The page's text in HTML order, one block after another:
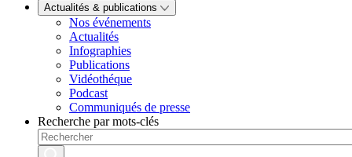
Actualités & publications
Nos événements
Actualités
Infographies
Publications
Vidéothéque
Podcast
Communiqués de presse
Recherche par mots-clés